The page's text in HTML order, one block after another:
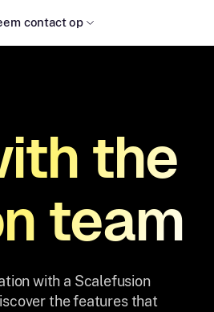
contact op
the
team
with a Scalefusion
the features that